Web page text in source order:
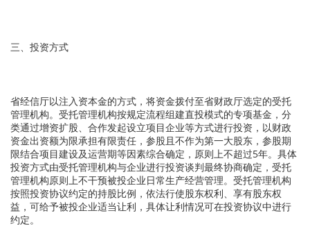
三、投资方式
省经信厅以注入资本金的方式，将资金拨付至省财政厅选定的受托
管理机构。受托管理机构按规定流程组建直投模式的专项基金，分
类通过增资扩股、合作发起设立项目企业等方式进行投资，以财政
资金出资额为限承担有限责任，参股且不作为第一大股东，参股期
限结合项目建设及运营期等因素综合确定，原则上不超过5年。具体
投资方式由受托管理机构与企业进行投资谈判最终协商确定，受托
管理机构原则上不干预被投企业日常生产经营管理。受托管理机构
按照投资协议约定的持股比例，依法行使股东权利、享有股东权
益，可给予被投企业适当让利，具体让利情况可在投资协议中进行
约定。